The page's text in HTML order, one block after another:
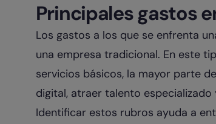
Principales gastos
Los gastos a los que se enfrenta
una empresa tradicional. En este
servicios básicos, la mayor parte
digital, atraer talento
Identificar estos rubros ayuda a